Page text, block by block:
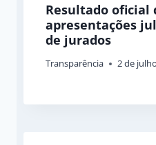
Resultado oficial
apresentações
de jurados
Transparência 2 de